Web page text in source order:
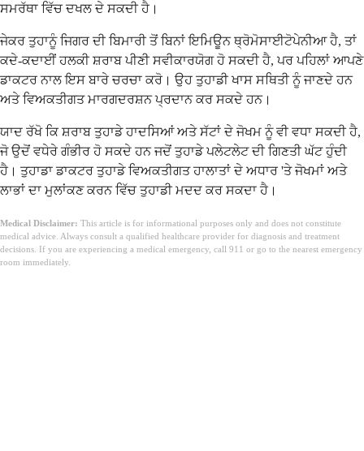
ਸਮਰੱਥਾ ਵਿੱਚ ਦਖਲ ਦੇ ਸਕਦੀ ਹੈ।
ਜੇਕਰ ਤੁਹਾਨੂੰ ਜਿਗਰ ਦੀ ਬਿਮਾਰੀ ਤੋਂ ਬਿਨਾਂ ਇਮਿਊਨ ਥ੍ਰੋਮੋਸਾਈਟੋਪੇਨੀਆ ਹੈ, ਤਾਂ
ਕਦੇ-ਕਦਾਈਂ ਹਲਕੀ ਸ਼ਰਾਬ ਪੀਣੀ ਸਵੀਕਾਰਯੋਗ ਹੋ ਸਕਦੀ ਹੈ, ਪਰ ਪਹਿਲਾਂ ਆਪਣੇ
ਡਾਕਟਰ ਨਾਲ ਇਸ ਬਾਰੇ ਚਰਚਾ ਕਰੋ। ਉਹ ਤੁਹਾਡੀ ਖਾਸ ਸਥਿਤੀ ਨੂੰ ਜਾਣਦੇ ਹਨ
ਅਤੇ ਵਿਅਕਤੀਗਤ ਮਾਰਗਦਰਸ਼ਨ ਪ੍ਰਦਾਨ ਕਰ ਸਕਦੇ ਹਨ।
ਯਾਦ ਰੱਖੋ ਕਿ ਸ਼ਰਾਬ ਤੁਹਾਡੇ ਹਾਦਸਿਆਂ ਅਤੇ ਸੱਟਾਂ ਦੇ ਜੋਖਮ ਨੂੰ ਵੀ ਵਧਾ ਸਕਦੀ ਹੈ,
ਜੋ ਉਦੋਂ ਵਧੇਰੇ ਗੰਭੀਰ ਹੋ ਸਕਦੇ ਹਨ ਜਦੋਂ ਤੁਹਾਡੇ ਪਲੇਟਲੇਟ ਦੀ ਗਿਣਤੀ ਘੱਟ ਹੁੰਦੀ
ਹੈ। ਤੁਹਾਡਾ ਡਾਕਟਰ ਤੁਹਾਡੇ ਵਿਅਕਤੀਗਤ ਹਾਲਾਤਾਂ ਦੇ ਅਧਾਰ 'ਤੇ ਜੋਖਮਾਂ ਅਤੇ
ਲਾਭਾਂ ਦਾ ਮੁਲਾਂਕਣ ਕਰਨ ਵਿੱਚ ਤੁਹਾਡੀ ਮਦਦ ਕਰ ਸਕਦਾ ਹੈ।
Medical Disclaimer: This article is for informational purposes only and does not constitute
medical advice. Always consult a qualified healthcare provider for diagnosis and treatment
decisions. If you are experiencing a medical emergency, call 911 or go to the nearest emergency
room immediately.